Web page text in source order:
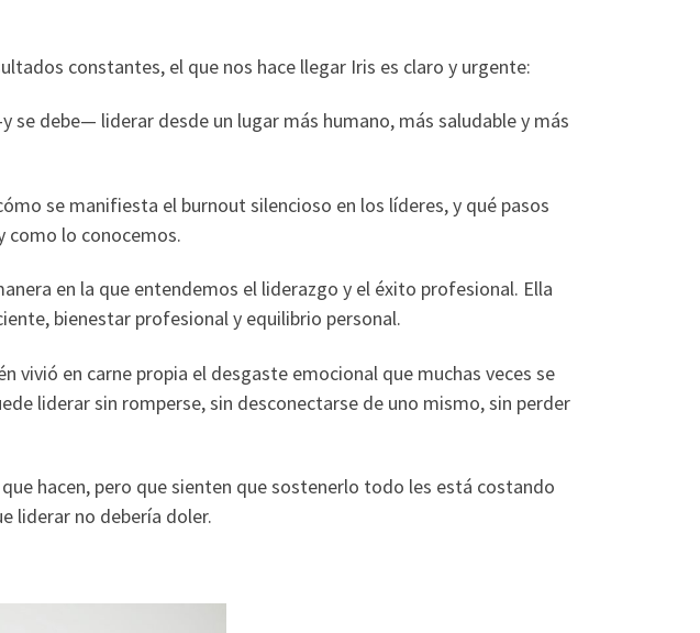
constantes, el que nos hace llegar Iris es claro y urgente:
debe— liderar desde un lugar más humano, más saludable y más
se manifiesta el burnout silencioso en los líderes, y qué pasos
como lo conocemos.
en la que entendemos el liderazgo y el éxito profesional. Ella
bienestar profesional y equilibrio personal.
en carne propia el desgaste emocional que muchas veces se
liderar sin romperse, sin desconectarse de uno mismo, sin perder
hacen, pero que sienten que sostenerlo todo les está costando
liderar no debería doler.